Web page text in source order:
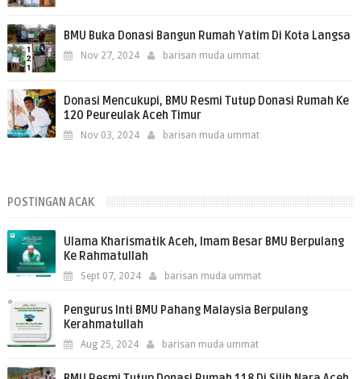
BMU Buka Donasi Bangun Rumah Yatim Di Kota Langsa
Nov 27, 2024 barisan muda ummat
Donasi Mencukupi, BMU Resmi Tutup Donasi Rumah Ke
120 Peureulak Aceh Timur
Nov 03, 2024 barisan muda ummat
POSTINGAN ACAK
Ulama Kharismatik Aceh, Imam Besar BMU Berpulang
Ke Rahmatullah
Sept 07, 2024 barisan muda ummat
Pengurus Inti BMU Pahang Malaysia Berpulang
Kerahmatullah
Aug 25, 2024 barisan muda ummat